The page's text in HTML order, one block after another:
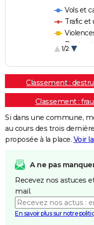
Vols et
Trafic et
1/2
Classement :
Classement :
Si dans une commune,
au cours des trois
proposée à la place. Voir
A ne pas
Recevez nos astuces
mail.
En savoir plus sur notre